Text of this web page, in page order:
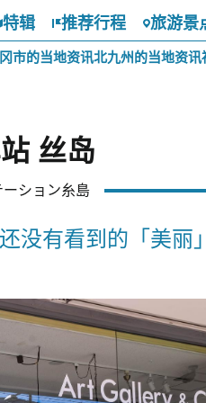
特辑 推荐行程 旅游景
市的当地资讯北九州的当地资讯
丝岛
ーション糸島
没有看到的「美丽